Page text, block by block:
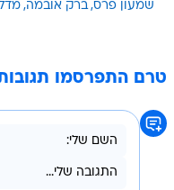
שמעון פרס ברק אובמה
טרם התפרסמו